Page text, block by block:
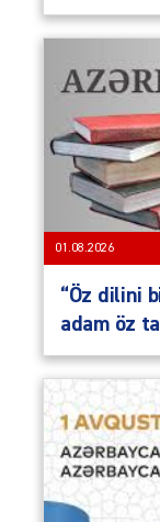
01.08.2026
“Öz dilini
adam öz